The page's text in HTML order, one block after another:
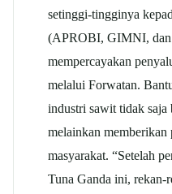
setinggi-tingginya
(APROBI, GIMNI,
mempercayakan
melalui Forwatan.
industri sawit tidak saja
melainkan memberikan
masyarakat. “Setelah
Tuna Ganda ini, rekan-